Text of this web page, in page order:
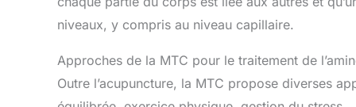
d’acupuncture spécifiques
sur les oreilles et régule le
corps Sécurité et santé :
points d’acupuncture
spécifiques sur vos
oreilles pour une santé
niveaux, y compris au niveau capillaire.
Approches de la MTC pour le traitement de
Outre l’acupuncture, la MTC propose diverses